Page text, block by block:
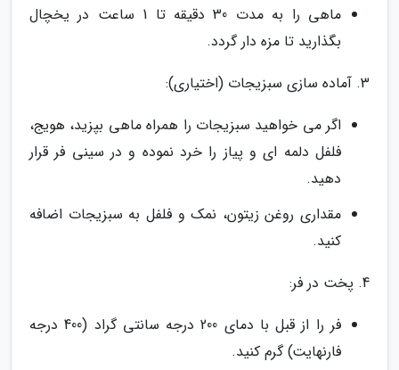
ماهی را به مدت 30 دقیقه تا 1 ساعت در یخچال
بگذارید تا مزه دار گردد.
3. آماده سازی سبزیجات (اختیاری):
اگر می خواهید سبزیجات را همراه ماهی بپزید، هویج،
فلفل دلمه ای و پیاز را خرد نموده و در سینی فر قرار
دهید.
مقداری روغن زیتون، نمک و فلفل به سبزیجات اضافه
کنید.
4. پخت در فر:
فر را از قبل با دمای 200 درجه سانتی گراد (400 درجه
فارنهایت) گرم کنید.